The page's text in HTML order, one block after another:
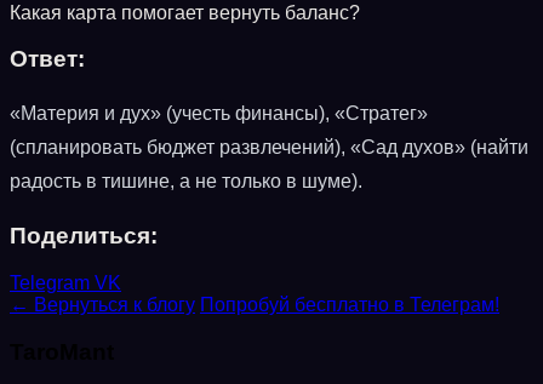
Какая карта помогает вернуть баланс?
Ответ:
«Материя и дух» (учесть финансы), «Стратег»
(спланировать бюджет развлечений), «Сад духов» (найти
радость в тишине, а не только в шуме).
Поделиться:
Telegram VK
← Вернуться к блогу Попробуй бесплатно в Телеграм!